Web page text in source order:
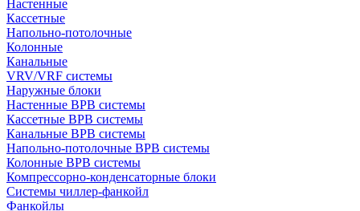
Настенные
Кассетные
Напольно-потолочные
Колонные
Канальные
VRV/VRF системы
Наружные блоки
Настенные ВРВ системы
Кассетные ВРВ системы
Канальные ВРВ системы
Напольно-потолочные ВРВ системы
Колонные ВРВ системы
Компрессорно-конденсаторные блоки
Системы чиллер-фанкойл
Фанкойлы